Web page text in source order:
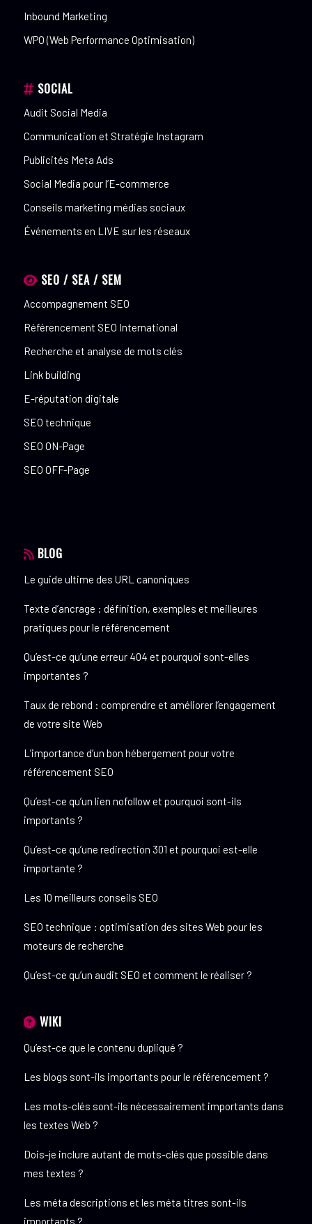
Inbound Marketing
WPO (Web Performance Optimisation)
SOCIAL
Audit Social Media
Communication et Stratégie Instagram
Publicités Meta Ads
Social Media pour l’E-commerce
Conseils marketing médias sociaux
Événements en LIVE sur les réseaux
SEO / SEA / SEM
Accompagnement SEO
Référencement SEO International
Recherche et analyse de mots clés
Link building
E-réputation digitale
SEO technique
SEO ON-Page
SEO OFF-Page
BLOG
Le guide ultime des URL canoniques
Texte d’ancrage : définition, exemples et meilleures
pratiques pour le référencement
Qu’est-ce qu’une erreur 404 et pourquoi sont-elles
importantes ?
Taux de rebond : comprendre et améliorer l’engagement
de votre site Web
L’importance d’un bon hébergement pour votre
référencement SEO
Qu’est-ce qu’un lien nofollow et pourquoi sont-ils
importants ?
Qu’est-ce qu’une redirection 301 et pourquoi est-elle
importante ?
Les 10 meilleurs conseils SEO
SEO technique : optimisation des sites Web pour les
moteurs de recherche
Qu’est-ce qu’un audit SEO et comment le réaliser ?
WIKI
Qu’est-ce que le contenu dupliqué ?
Les blogs sont-ils importants pour le référencement ?
Les mots-clés sont-ils nécessairement importants dans
les textes Web ?
Dois-je inclure autant de mots-clés que possible dans
mes textes ?
Les méta descriptions et les méta titres sont-ils